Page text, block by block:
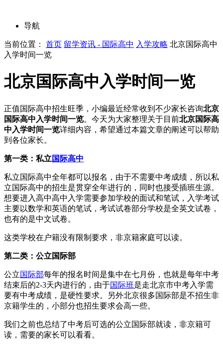
导航
当前位置： 首页 留学资讯 - 国际高中 入学攻略 北京国际高中
入学时间一览
北京国际高中入学时间一览
正值国际高中招生旺季，小编最近经常收到不少家长咨询北京
国际高中入学时间一览。今天为大家整理关于目前北京国际高
中入学时间一览详细内容，希望通过本篇文章的阐述可以帮助
到各位家长。
第一类：私立 国际高中
私立国际高中全年都可以报名，由于不需要中考成绩，所以私
立国际高中的招生是贯穿全年进行的，同时也接受插班生源。
想要进入高中高中入学需要参加学校的面试和笔试，入学考试
主要以数学和英语的笔试，考试试卷部分学校是全英文试卷，
也有的是中文试卷。
这类学校在户籍没有限制要求，非京籍家庭可以读。
第二类：公立国际部
公立国际部每年的报名时间是集中在七月份，也就是每年中考
结束后的2-3天内进行的，由于国际班是走北京市中考入学需
要有中考成绩，是硬性要求。另外北京很多国际部是不招生非
京籍学生的，小部分也招生要求会高一些。
我们之前也总结了中考后可选的公立国际部就读，非京籍可
读，需要的家长可以看看。